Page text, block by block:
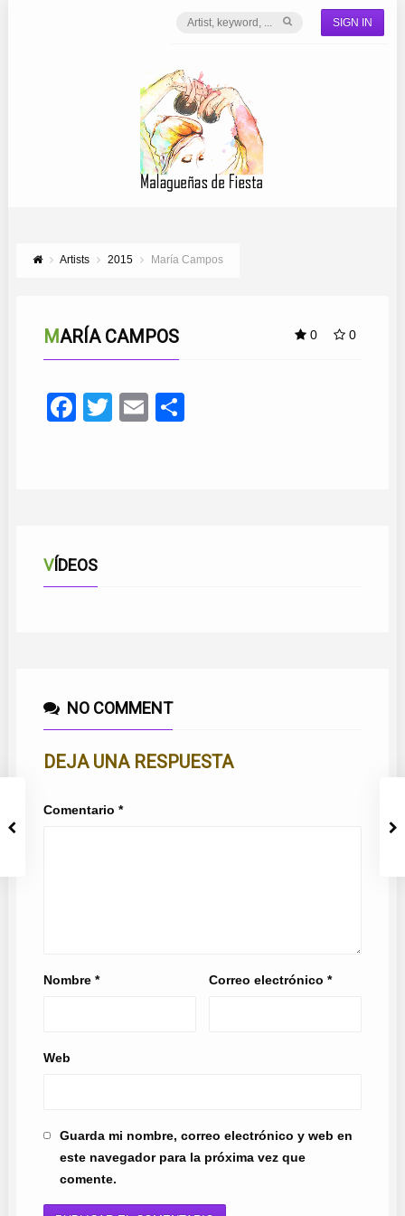
SIGN IN
Artists 2015 María Campos
0 0
MARÍA CAMPOS
Facebook
TwitterEmail
VÍDEOS
NO COMMENT
DEJA UNA RESPUESTA
Comentario *
Nombre * Correo electrónico*
Web
Guarda mi nombre, correo electrónico y web en
este navegador para la próxima vez que
comente.